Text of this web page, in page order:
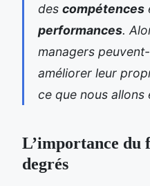
des compétences
performances.
managers
améliorer leur
ce que nous allons
L’importance du
degrés